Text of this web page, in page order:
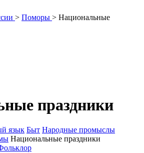
> Поморы > Национальные
праздники
язык Быт Народные промыслы
Национальные праздники